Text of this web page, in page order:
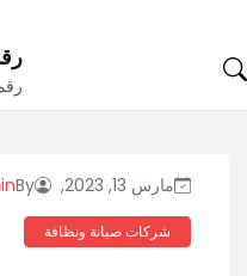
to
مارس 13, 2023, By
شركات صيانة ونظافة